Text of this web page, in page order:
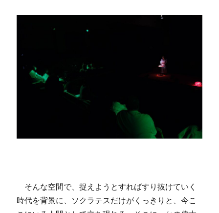
そんな空間で、捉えようとすればすり抜けていく
時代を背景に、ソクラテスだけがくっきりと、今こ